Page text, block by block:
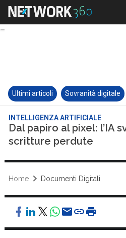
Ultimi articoli Sovranità digitale
INTELLIGENZA ARTIFICIALE
Dal papiro al pixel: l’IA
scritture perdute
Home Documenti Digitali